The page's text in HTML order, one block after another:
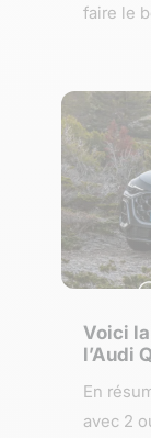
faire le
Voici
l’Audi
En
avec 2